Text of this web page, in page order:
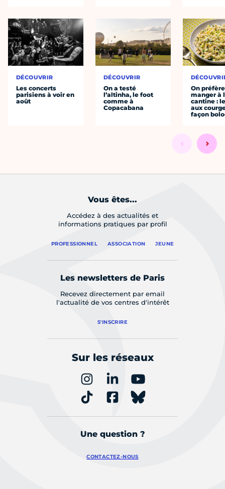
DÉCOUVRIR
Les concerts
parisiens à voir en
août
DÉCOUVRIR
On a testé
l’altinha, le foot
comme à
Copacabana
On préfère
manger à
cantine :
aux
façon
Vous êtes...
Accédez à des actualités et
informations pratiques par profil
PROFESSIONNEL ASSOCIATION JEUNE
Les newsletters de Paris
Recevez directement par email
l'actualité de vos centres d'intérêt
S'INSCRIRE
Sur les réseaux
Une question ?
CONTACTEZ-NOUS